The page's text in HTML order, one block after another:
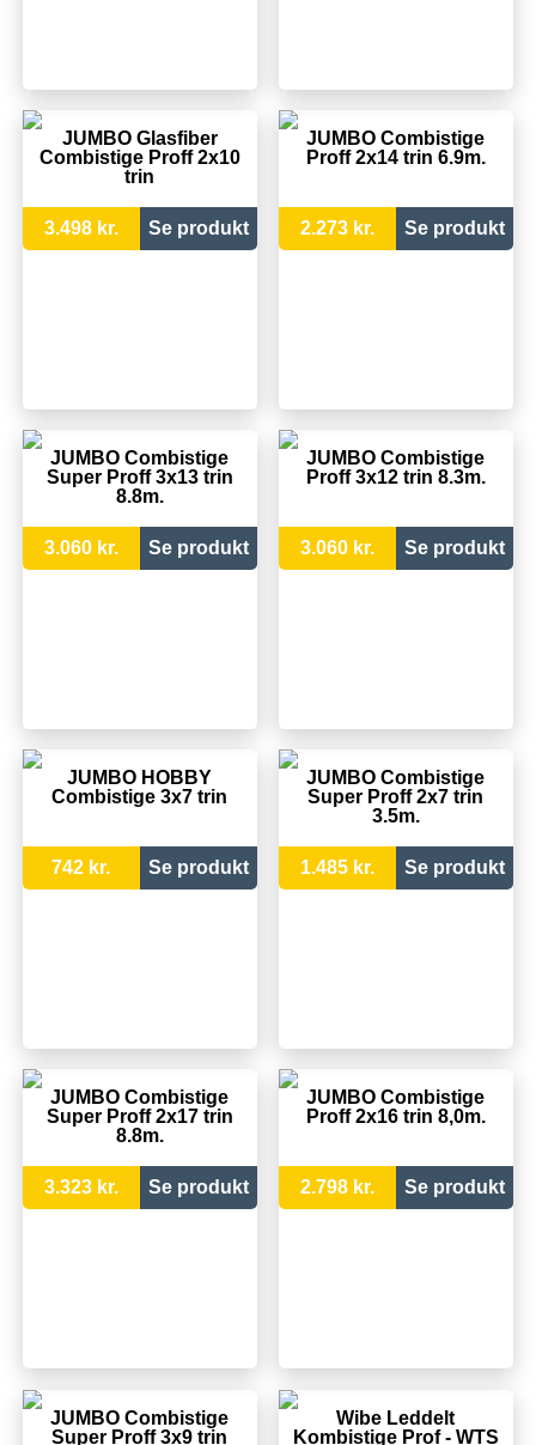
JUMBO Glasfiber
Combistige Proff 2x10
trin
3.498 kr. Se produkt
JUMBO Combistige
Proff 2x14 trin 6.9m.
2.273 kr. Se produkt
JUMBO Combistige
Super Proff 3x13 trin
8.8m.
3.060 kr. Se produkt
JUMBO Combistige
Proff 3x12 trin 8.3m.
3.060 kr. Se produkt
JUMBO HOBBY
Combistige 3x7 trin
742 kr. Se produkt
JUMBO Combistige
Super Proff 2x7 trin
3.5m.
1.485 kr. Se produkt
JUMBO Combistige
Super Proff 2x17 trin
8.8m.
3.323 kr. Se produkt
JUMBO Combistige
Proff 2x16 trin 8,0m.
2.798 kr. Se produkt
JUMBO Combistige
Super Proff 3x9 trin
Wibe Leddelt
Kombistige Prof - WTS